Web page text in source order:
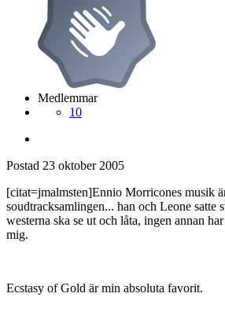
Medlemmar
10
Postad 23 oktober 2005
[citat=jmalmsten]Ennio Morricones musik
soudtracksamlingen... han och Leone satte
westerna ska se ut och låta, ingen annan
mig.
Ecstasy of Gold är min absoluta favorit.